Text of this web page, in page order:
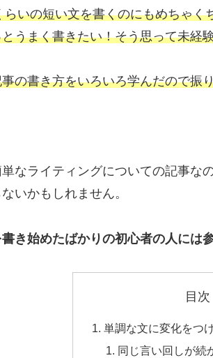
らいの短い文を書くのにもめちゃ
うまく書きたい！そう思って未経
の書き方をいろいろ学んだので振
なライティングについての記事な
いかもしれません。
き始めたばかりの初心者の人には
目次
単調な文に変化をつ
同じ言い回しが続